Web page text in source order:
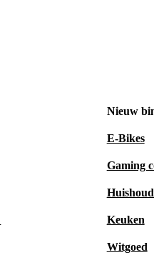
Nieuw
E-Bikes
Gaming
Keuken
Witgoed